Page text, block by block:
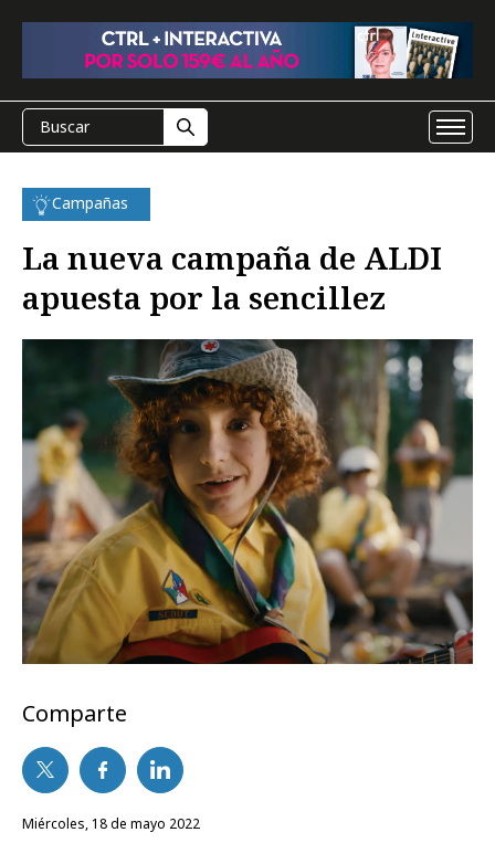
Campañas
La nueva campaña de ALDI
apuesta por la sencillez
Comparte
miércoles, 18 de mayo 2022